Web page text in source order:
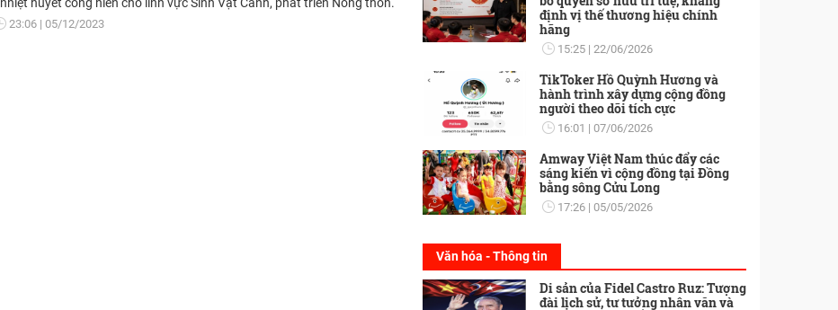
23:06 05/12/2023
định vị thế thương hiệu chính
hãng
15:25 22/06/2026
TikToker Hồ Quỳnh Hương và
hành trình xây dựng cộng đồng
người theo dõi tích cực
16:01 07/06/2026
Amway Việt Nam thúc đẩy các
sáng kiến vì cộng đồng tại Đồng
bằng sông Cửu Long
17:26 05/05/2026
Văn hóa - Thông tin
Di sản của Fidel Castro Ruz: Tượng
đài lịch sử, tư tưởng nhân văn và